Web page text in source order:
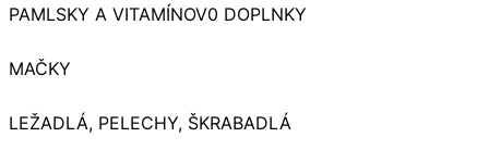
PAMLSKY A VITAMÍNOV0 DOPLNKY
MAČKY
LEŽADLÁ, PELECHY, ŠKRABADLÁ